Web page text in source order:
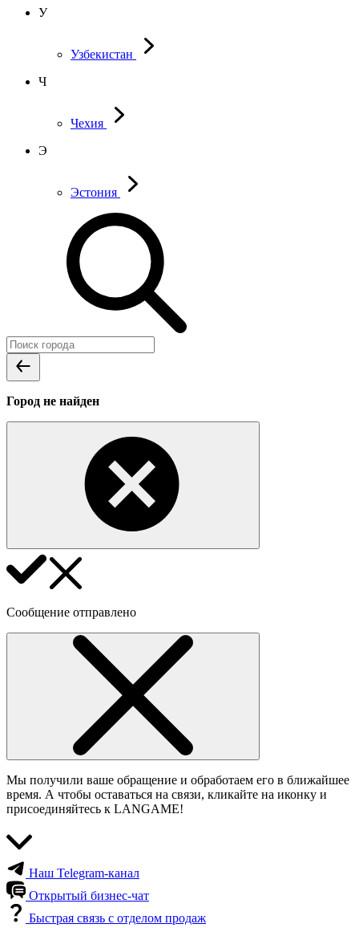
У
Узбекистан
Ч
Чехия
Э
Эстония
Город не найден
Сообщение отправлено
Мы получили ваше обращение и обработаем его в ближайшее
время. А чтобы оставаться на связи, кликайте на иконку и
присоединяйтесь к LANGAME!
Наш Telegram-канал
Открытый бизнес-чат
Быстрая связь с отделом продаж